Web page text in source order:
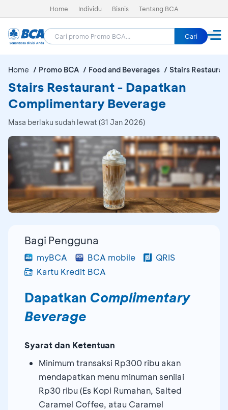
Home Individu Bisnis Tentang BCA
Cari
Home Promo BCA Food and Beverages Stairs
Stairs Restaurant - Dapatkan
Complimentary Beverage
Masa berlaku sudah lewat (31 Jan 2026)
Bagi Pengguna
myBCA BCA mobile
QRIS
Kartu Kredit BCA
Dapatkan Complimentary
Beverage
Syarat dan Ketentuan
Minimum transaksi Rp300 ribu akan
mendapatkan menu minuman senilai
Rp30 ribu (Es Kopi Rumahan, Salted
Caramel Coffee, atau Caramel